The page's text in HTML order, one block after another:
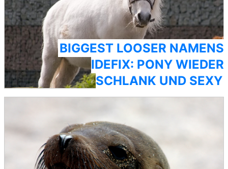
BIGGEST LOOSER NAMENS
IDEFIX: PONY WIEDER
SCHLANK UND SEXY